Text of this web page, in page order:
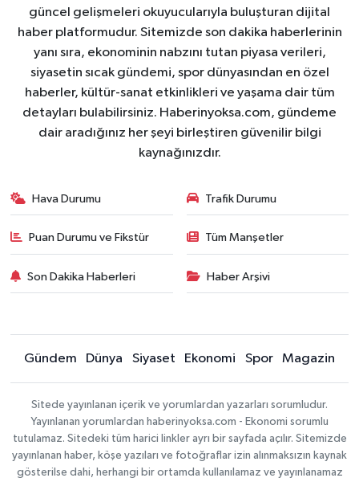
güncel gelişmeleri okuyucularıyla buluşturan dijital
haber platformudur. Sitemizde son dakika haberlerinin
yanı sıra, ekonominin nabzını tutan piyasa verileri,
siyasetin sıcak gündemi, spor dünyasından en özel
haberler, kültür-sanat etkinlikleri ve yaşama dair tüm
detayları bulabilirsiniz. Haberinyoksa.com, gündeme
dair aradığınız her şeyi birleştiren güvenilir bilgi
kaynağınızdır.
Hava Durumu Trafik Durumu
Puan Durumu ve Fikstür Tüm Manşetler
Son Dakika Haberleri Haber Arşivi
Gündem Dünya Siyaset Ekonomi Spor Magazin
Sitede yayınlanan içerik ve yorumlardan yazarları sorumludur.
Yayınlanan yorumlardan haberinyoksa.com - Ekonomi sorumlu
tutulamaz. Sitedeki tüm harici linkler ayrı bir sayfada açılır. Sitemizde
yayınlanan haber, köşe yazıları ve fotoğraflar izin alınmaksızın kaynak
gösterilse dahi, herhangi bir ortamda kullanılamaz ve yayınlanamaz